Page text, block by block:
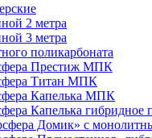
2 метра
3 метра
поликарбоната
Престиж МПК
Титан МПК
Капелька МПК
Капелька гибридное
Домик» с